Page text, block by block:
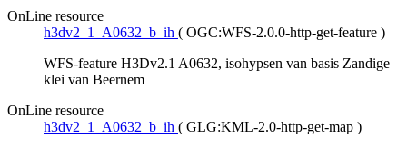
OnLine resource
h3dv2_1_A0632_b_ih ( OGC:WFS-2.0.0-http-get-feature )
WFS-feature H3Dv2.1 A0632, isohypsen van basis Zandige
klei van Beernem
OnLine resource
h3dv2_1_A0632_b_ih ( GLG:KML-2.0-http-get-map )